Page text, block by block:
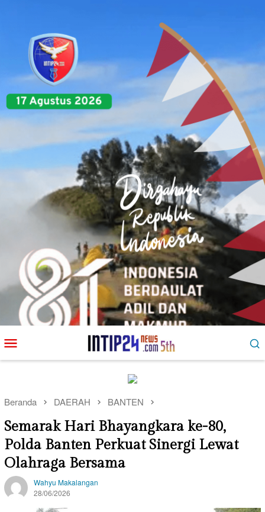
ke
kontenMobile
Beranda DAERAH BANTEN
Semarak Hari Bhayangkara ke-80,
Polda Banten Perkuat Sinergi Lewat
Olahraga Bersama
Wahyu Makalangan
28/06/2026